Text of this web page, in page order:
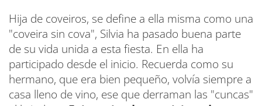
Hija de coveiros, se define a ella misma como una
"coveira sin cova", Silvia ha pasado buena parte
de su vida unida a esta fiesta. En ella ha
participado desde el inicio. Recuerda como su
hermano, que era bien pequeño, volvía siempre a
casa lleno de vino, ese que derraman las "cuncas"